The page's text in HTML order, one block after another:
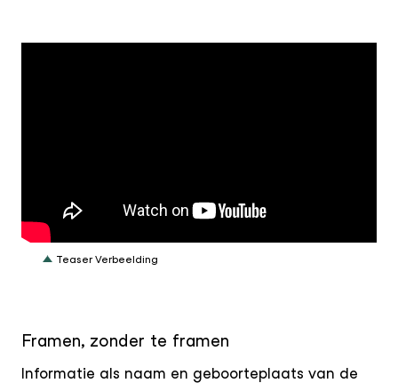
Teaser Verbeelding
Framen, zonder te framen
Informatie als naam en geboorteplaats van de